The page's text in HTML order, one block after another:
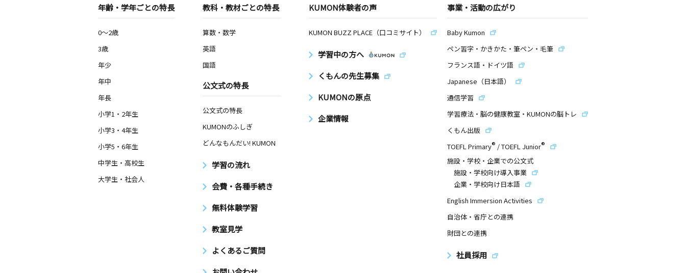
年齢・学年ごとの特長
0～2歳
3歳
年少
年中
年長
小学1・2年生
小学3・4年生
小学5・6年生
中学生・高校生
大学生・社会人
教科・教材ごとの特長
算数・数学
英語
国語
公文式の特長
公文式の特長
KUMONのふしぎ
どんなもんだい! KUMON
学習の流れ
会費・各種手続き
無料体験学習
教室見学
よくあるご質問
KUMON体験者の声
KUMON BUZZ PLACE（口コミサイト）
学習中の方へ
くもんの先生募集
KUMONの原点
企業情報
事業・活動の広がり
Baby Kumon
ペン習字・かきかた・筆ペン・毛筆
フランス語・ドイツ語
Japanese（日本語）
通信学習
学習療法・脳の健康教室・KUMONの脳トレ
くもん出版
TOEFL Primary® /TOEFL Junior®
施設・学校・企業での公文式
施設・学校向け導入事業
企業・学校向け日本語
English Immersion Activities
自治体・省庁との連携
財団との連携
社員採用